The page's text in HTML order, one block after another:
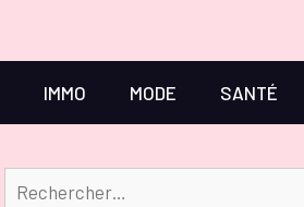
IMMO MODE SANTÉ
Rechercher :